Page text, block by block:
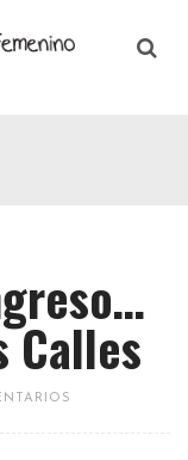
Calles